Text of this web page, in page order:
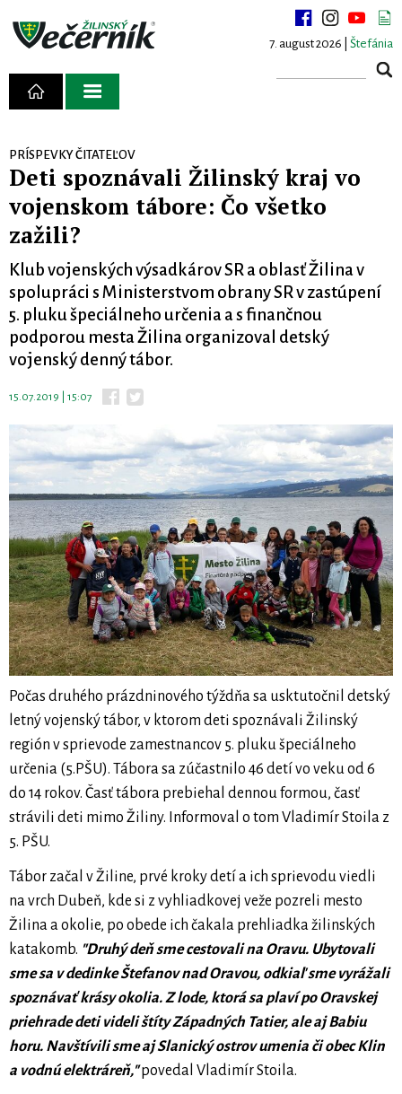
7. august 2026 | Štefánia
PRÍSPEVKY ČITATEĽOV
Deti spoznávali Žilinský kraj vo
vojenskom tábore: Čo všetko
zažili?
Klub vojenských výsadkárov SR a oblasť Žilina v
spolupráci s Ministerstvom obrany SR v zastúpení
5. pluku špeciálneho určenia a s finančnou
podporou mesta Žilina organizoval detský
vojenský denný tábor.
15.07.2019 | 15:07
Počas druhého prázdninového týždňa sa usktutočnil detský
letný vojenský tábor, v ktorom deti spoznávali Žilinský
región v sprievode zamestnancov 5. pluku špeciálneho
určenia (5.PŠU). Tábora sa zúčastnilo 46 detí vo veku od 6
do 14 rokov. Časť tábora prebiehal dennou formou, časť
strávili deti mimo Žiliny. Informoval o tom Vladimír Stoila z
5. PŠU.
Tábor začal v Žiline, prvé kroky detí a ich sprievodu viedli
na vrch Dubeň, kde si z vyhliadkovej veže pozreli mesto
Žilina a okolie, po obede ich čakala prehliadka žilinských
katakomb. "Druhý deň sme cestovali na Oravu. Ubytovali
sme sa v dedinke Štefanov nad Oravou, odkiaľ sme vyrážali
spoznávať krásy okolia. Z lode, ktorá sa plaví po Oravskej
priehrade deti videli štíty Západných Tatier, ale aj Babiu
horu. Navštívili sme aj Slanický ostrov umenia či obec Klin
a vodnú elektráreň,"povedal Vladimír Stoila.